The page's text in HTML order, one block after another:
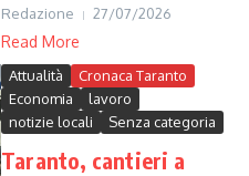
Redazione 27/07/2026
Read More
Attualità
Cronaca Taranto
Economia
lavoro
notizie locali
Senza categoria
Taranto, cantieri a